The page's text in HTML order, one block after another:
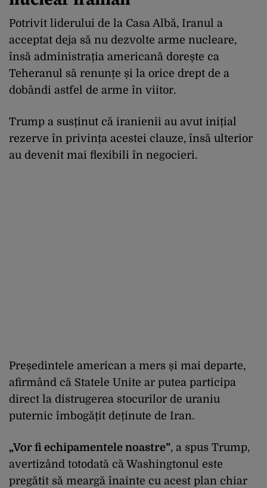
Potrivit liderului de la Casa Albă, Iranul a
acceptat deja să nu dezvolte arme nucleare,
însă administrația americană dorește ca
Teheranul să renunțe și la orice drept de a
dobândi astfel de arme în viitor.
Trump a susținut că iranienii au avut inițial
rezerve în privința acestei clauze, însă ulterior
au devenit mai flexibili în negocieri.
Președintele american a mers și mai departe,
afirmând că Statele Unite ar putea participa
direct la distrugerea stocurilor de uraniu
puternic îmbogățit deținute de Iran.
„Vor fi echipamentele noastre”, a spus Trump,
avertizând totodată că Washingtonul este
pregătit să meargă înainte cu acest plan chiar